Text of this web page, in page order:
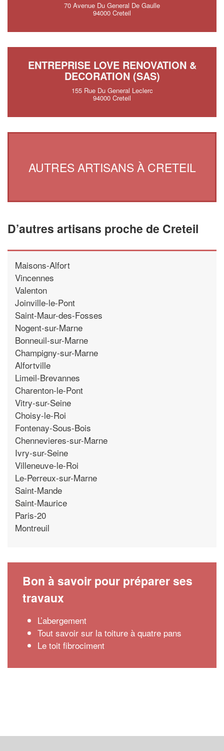
70 Avenue Du General De Gaulle
94000 Creteil
ENTREPRISE LOVE RENOVATION &
DECORATION (SAS)
155 Rue Du General Leclerc
94000 Creteil
AUTRES ARTISANS À CRETEIL
D’autres artisans proche de Creteil
Maisons-Alfort
Vincennes
Valenton
Joinville-le-Pont
Saint-Maur-des-Fosses
Nogent-sur-Marne
Bonneuil-sur-Marne
Champigny-sur-Marne
Alfortville
Limeil-Brevannes
Charenton-le-Pont
Vitry-sur-Seine
Choisy-le-Roi
Fontenay-Sous-Bois
Chennevieres-sur-Marne
Ivry-sur-Seine
Villeneuve-le-Roi
Le-Perreux-sur-Marne
Saint-Mande
Saint-Maurice
Paris-20
Montreuil
Bon à savoir pour préparer ses
travaux
L’abergement
Tout savoir sur la toiture à quatre pans
Le toit fibrociment